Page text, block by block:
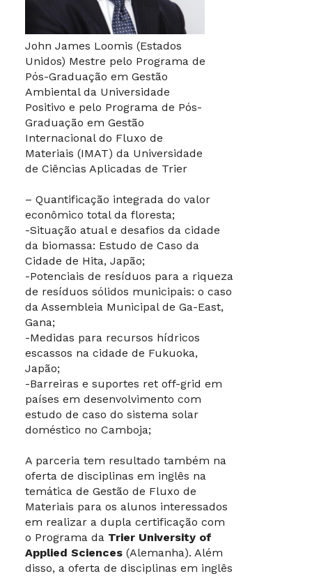
John James Loomis (Estados
Unidos) Mestre pelo Programa de
Pós-Graduação em Gestão
Ambiental da Universidade
Positivo e pelo Programa de Pós-
Graduação em Gestão
Internacional do Fluxo de
Materiais (IMAT) da Universidade
de Ciências Aplicadas de Trier
– Quantificação integrada do valor
econômico total da floresta;
-Situação atual e desafios da cidade
da biomassa: Estudo de Caso da
Cidade de Hita, Japão;
-Potenciais de resíduos para a riqueza
de resíduos sólidos municipais: o caso
da Assembleia Municipal de Ga-East,
Gana;
-Medidas para recursos hídricos
escassos na cidade de Fukuoka,
Japão;
-Barreiras e suportes ret off-grid em
países em desenvolvimento com
estudo de caso do sistema solar
doméstico no Camboja;
A parceria tem resultado também na
oferta de disciplinas em inglês na
temática de Gestão de Fluxo de
Materiais para os alunos interessados
em realizar a dupla certificação com
o Programa da Trier University of
Applied Sciences (Alemanha). Além
disso, a oferta de disciplinas em inglês